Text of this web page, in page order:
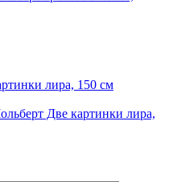
лира, 150 см